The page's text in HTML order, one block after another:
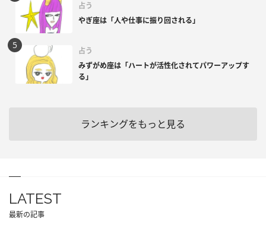
占う
やぎ座は「人や仕事に振り回される」
占う
みずがめ座は「ハートが活性化されてパワーアップす
る」
ランキングをもっと見る
LATEST
最新の記事